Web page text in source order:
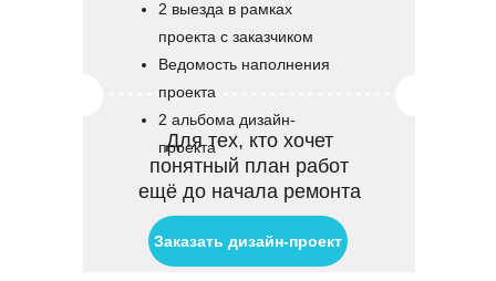
Для тех, кто хочет
понятный план работ
ещё до начала ремонта
2 выезда в рамках
проекта с заказчиком
Ведомость наполнения
проекта
2 альбома дизайн-
проекта
Заказать дизайн-проект